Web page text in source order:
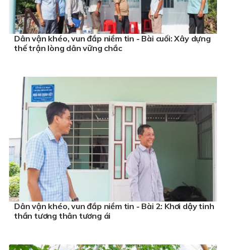
Dân vận khéo, vun đắp niềm tin - Bài cuối: Xây dựng
thế trận lòng dân vững chắc
Dân vận khéo, vun đắp niềm tin - Bài 2: Khơi dậy tinh
thần tương thân tương ái